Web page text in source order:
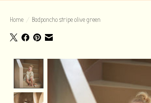
Home / Badponcho stripe olive green
Product image slideshow Items